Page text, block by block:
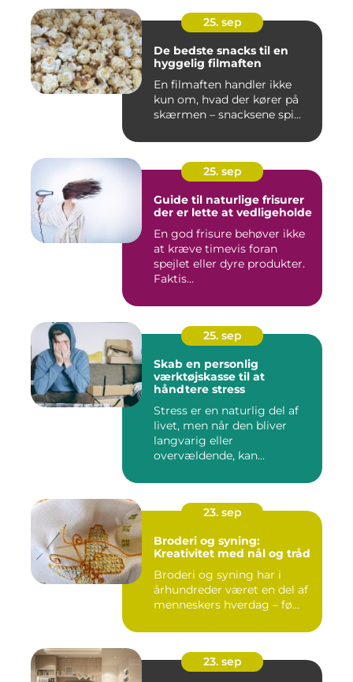
25. sep
De bedste snacks til en
hyggelig filmaften
En filmaften handler ikke
kun om, hvad der kører på
skærmen – snacksene spi...
25. sep
Guide til naturlige frisurer
der er lette at vedligeholde
En god frisure behøver ikke
at kræve timevis foran
spejlet eller dyre produkter.
Faktis...
25. sep
Skab en personlig
værktøjskasse til at
håndtere stress
Stress er en naturlig del af
livet, men når den bliver
langvarig eller
overvældende, kan...
23. sep
Broderi og syning:
Kreativitet med nål og tråd
Broderi og syning har i
århundreder været en del af
menneskers hverdag – fø...
23. sep